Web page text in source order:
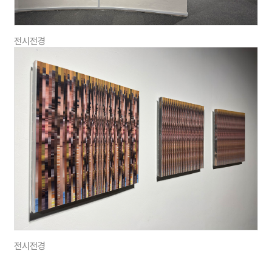
• NEW NORMAL (초대전) @ MCM하우스뮤지엄
LOST in
Tallllllllllk (초대전
한국2021
FOLD &
UNFOLD (초대전 ) @싱가폴 더컬럼스갤러리 싱가폴, 2021
This Very
Moment ( 초대전 ) @대백프라자갤러리,대구
전시전경
전시전경